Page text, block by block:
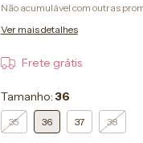
Não acumulável com outras
Ver mais detalhes
Frete grátis
Tamanho: 36
35 36 37 38